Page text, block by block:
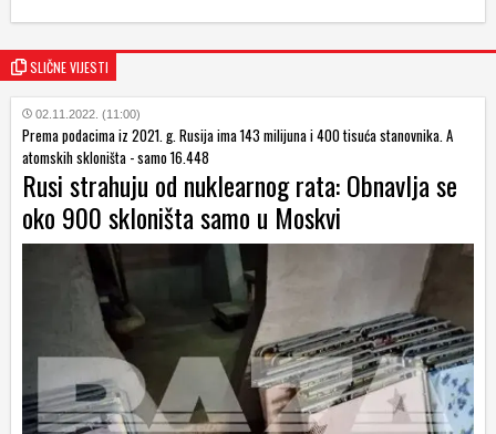
SLIČNE VIJESTI
02.11.2022. (11:00)
Prema podacima iz 2021. g. Rusija ima 143 milijuna i 400 tisuća stanovnika. A
atomskih skloništa - samo 16.448
Rusi strahuju od nuklearnog rata: Obnavlja se
oko 900 skloništa samo u Moskvi